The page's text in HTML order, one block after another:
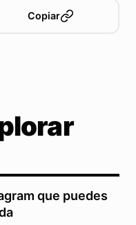
Copiar
que puedes